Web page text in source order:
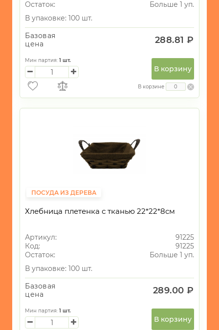
Остаток:
Больше 1 уп.
В упаковке: 100 шт.
Базовая
цена
288.81 ₽
Мин партия: 1 шт.
В корзину
В корзине
ПОСУДА ИЗ ДЕРЕВА
Хлебница плетенка с тканью 22*22*8см
Артикул:
91225
Код:
91225
Остаток:
Больше 1 уп.
В упаковке: 100 шт.
Базовая
цена
289.00 ₽
Мин партия: 1 шт.
В корзину